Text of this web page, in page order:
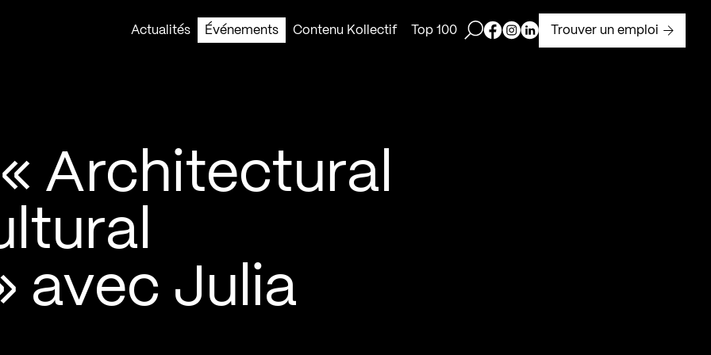
Actualités
Événements Contenu Kollectif Top 100 Ouvrir la barre de recherche
Page Facebook de Kollectif
Page Instagram de Kollectif
Page Linkedin de Kollectif
Trouver un emploi
Architectural
avec Julia